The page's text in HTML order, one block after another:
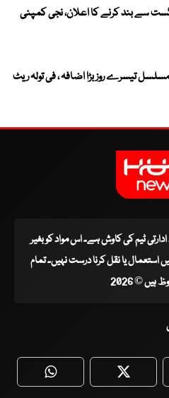
بس سروس 11 اگست سے بند کرنے کا اعلان، نجی کمپنی
تیسرے روز بڑا اضافہ ، فی تولہ ریٹ
ادارتی ٹیم کی کاوش ہے۔ اس مواد کو بغیر
یا نقل کرنا درست نہیں۔ تمام
© 2026
WhatsApp Twitter